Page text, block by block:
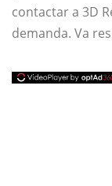
contactar a 3D
demanda. Va